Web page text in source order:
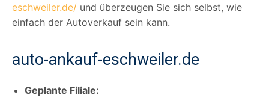
eschweiler.de/ und überzeugen Sie sich selbst, wie
einfach der Autoverkauf sein kann.
auto-ankauf-eschweiler.de
Geplante Filiale: